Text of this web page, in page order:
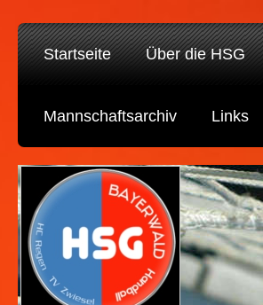
Startseite Über die HSG
Mannschaftsarchiv Links